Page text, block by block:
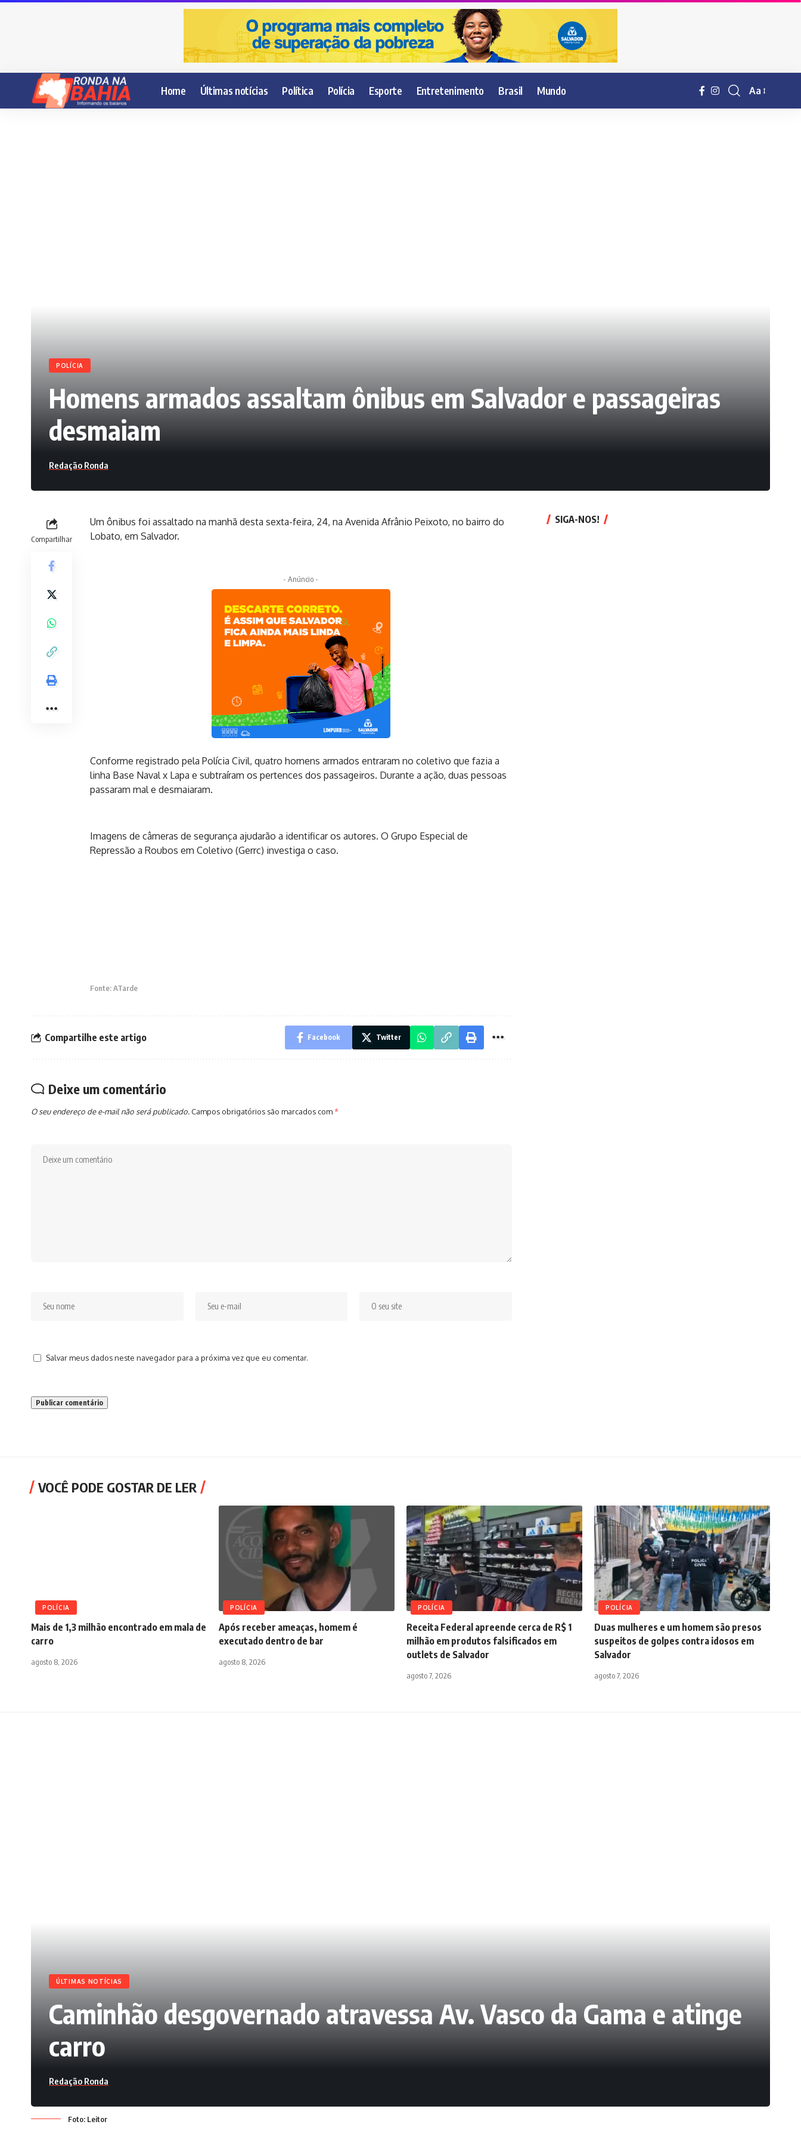
Home Últimas notícias Política Polícia Esporte Entretenimento Brasil Mundo
Resisor
Aa
POLÍCIA
Homens armados assaltam ônibus em Salvador e passageiras
desmaiam
Redação Ronda
Compartilhar
Um ônibus foi assaltado na manhã desta sexta-feira, 24, na Avenida Afrânio Peixoto, no bairro do
Lobato, em Salvador.
- Anúncio -
Conforme registrado pela Polícia Civil, quatro homens armados entraram no coletivo que fazia a
linha Base Naval x Lapa e subtraíram os pertences dos passageiros. Durante a ação, duas pessoas
passaram mal e desmaiaram.
Imagens de câmeras de segurança ajudarão a identificar os autores. O Grupo Especial de
Repressão a Roubos em Coletivo (Gerrc) investiga o caso.
Fonte: ATarde
Compartilhe este artigo Facebook Twitter
Deixe um comentário
O seu endereço de e-mail não será publicado. Campos obrigatórios são marcados com*
Salvar meus dados neste navegador para a próxima vez que eu comentar.
SIGA-NOS!
VOCÊ PODE GOSTAR DE LER
POLÍCIA
Mais de 1,3 milhão encontrado em mala de
carro
agosto 8, 2026
POLÍCIA
Após receber ameaças, homem é
executado dentro de bar
agosto 8, 2026
POLÍCIA
Receita Federal apreende cerca de R$ 1
milhão em produtos falsificados em
outlets de Salvador
agosto 7, 2026
POLÍCIA
Duas mulheres e um homem são presos
suspeitos de golpes contra idosos em
Salvador
agosto 7, 2026
ÚLTIMAS NOTÍCIAS
Caminhão desgovernado atravessa Av. Vasco da Gama e atinge
carro
Redação Ronda
Foto: Leitor